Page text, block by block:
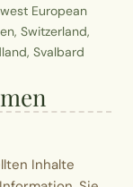
European
Switzerland,
Svalbard
Inhalte